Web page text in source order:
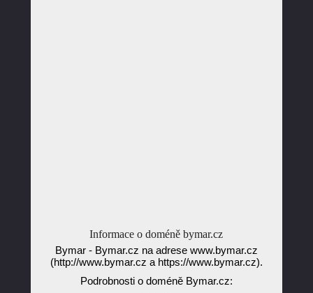
Informace o doméně bymar.cz
Bymar - Bymar.cz na adrese www.bymar.cz
(http://www.bymar.cz a https://www.bymar.cz).
Podrobnosti o doméně Bymar.cz: